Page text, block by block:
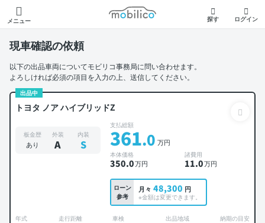
メニュー
モビリコ
探す ログイン
現車確認の依頼
以下の出品車両についてモビリコ事務局に問い合わせます。
よろしければ必須の項目を入力の上、送信してください。
出品中
トヨタ ノア ハイブリッドZ
板金歴
あり
外装
A
内装
S
支払総額
361.0 万円
本体価格
350.0万円
諸費用
11.0万円
ローン
参考
月々 48,300 円
※金額は変更できます。
年式 走行距離 車検 出品地域 納期の目安